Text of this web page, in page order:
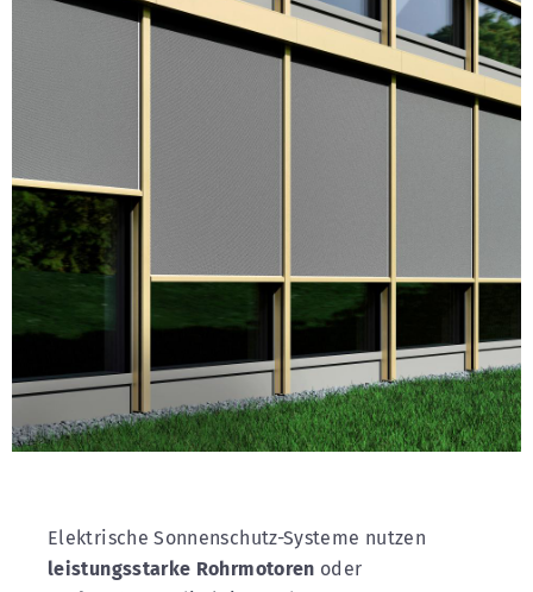
Elektrische Sonnenschutz-Systeme nutzen
leistungsstarke Rohrmotoren oder